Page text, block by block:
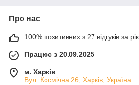
Про нас
100% позитивних з 27 відгуків за рік
Працює з 20.09.2025
м. Харків
Вул. Космічна 26, Харків, Україна